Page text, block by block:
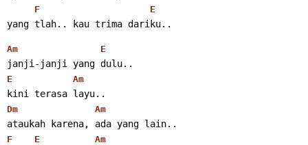
F E
yang tlah.. kau trima dariku..
Am E
janji-janji yang dulu..
E Am
kini terasa layu..
Dm Am
ataukah karena, ada yang lain..
F E Am